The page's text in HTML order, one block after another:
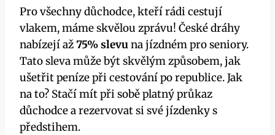
Pro všechny důchodce, kteří rádi cestují
vlakem, máme skvělou zprávu! České dráhy
nabízejí až75% slevuna jízdném pro seniory.
Tato sleva může být skvělým způsobem, jak
ušetřit peníze při cestování po republice. Jak
na to? Stačí mít při sobě platný průkaz
důchodce a rezervovat si své jízdenky s
předstihem.